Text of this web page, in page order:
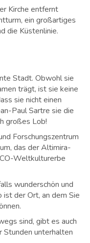
Kirche entfernt
ein großartiges
die Küstenlinie.
Stadt. Obwohl sie
trägt, ist sie keine
sie nicht einen
Paul Sartre sie die
großes Lob!
Forschungszentrum
das der Altimira-
Weltkulturerbe
wunderschön und
ist der Ort, an dem Sie
sind, gibt es auch
Stunden unterhalten